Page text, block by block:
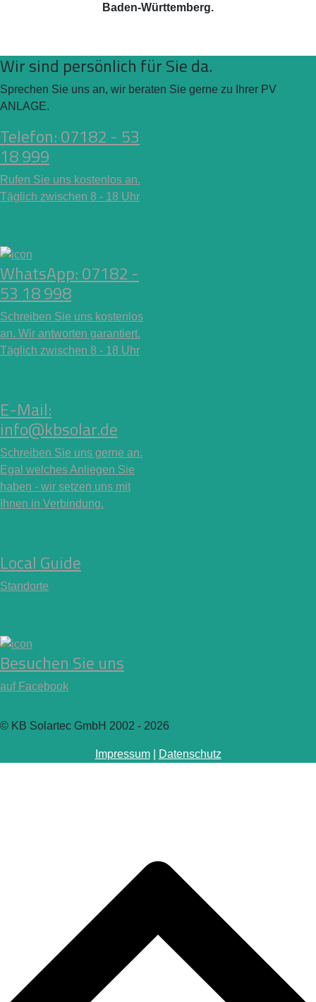
Baden-Württemberg.
Wir sind persönlich für Sie da.
Sprechen Sie uns an, wir beraten Sie gerne zu Ihrer PV
ANLAGE.
Telefon: 07182 - 53
18 999
Rufen Sie uns kostenlos an.
Täglich zwischen 8 - 18 Uhr
WhatsApp: 07182 -
53 18 998
Schreiben Sie uns kostenlos
an. Wir antworten garantiert.
Täglich zwischen 8 - 18 Uhr
E-Mail:
info@kbsolar.de
Schreiben Sie uns gerne an.
Egal welches Anliegen Sie
haben - wir setzen uns mit
Ihnen in Verbindung.
Local Guide
Standorte
Besuchen Sie uns
auf Facebook
© KB Solartec GmbH 2002 - 2026
Impressum| Datenschutz